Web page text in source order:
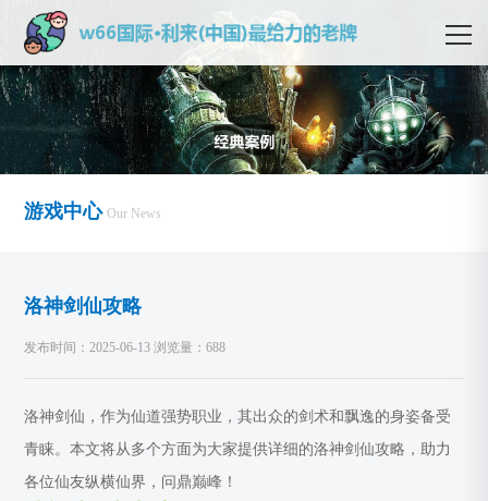
游戏中心 Our News
洛神剑仙攻略
发布时间：2025-06-13 浏览量：688
洛神剑仙，作为仙道强势职业，其出众的剑术和飘逸的身姿备受
青睐。本文将从多个方面为大家提供详细的洛神剑仙攻略，助力
各位仙友纵横仙界，问鼎巅峰！